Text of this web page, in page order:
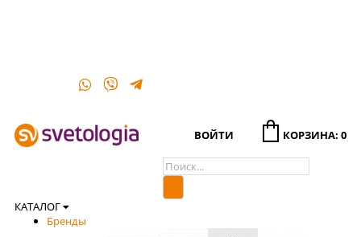
ВОЙТИ КОРЗИНА: 0
КАТАЛОГ
Бренды